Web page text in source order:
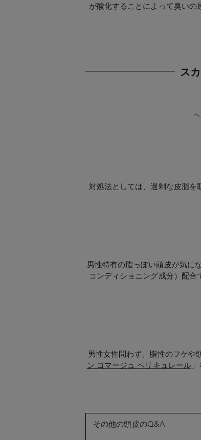
が酸化することによって臭い
ス
対処法としては、過剰な皮脂
男性特有の脂っぽい頭皮が気に
コンディショニング成分）配
男性女性問わず、脂性のフケや
ン ゴマージュ ペリキュレール
その他の頭皮のQ&A